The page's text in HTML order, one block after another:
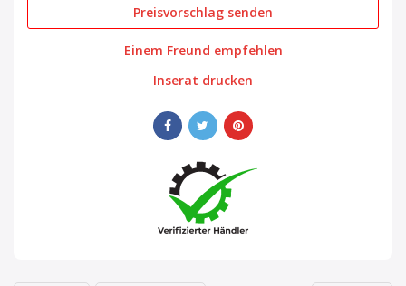
Preisvorschlag senden
Einem Freund empfehlen
Inserat drucken